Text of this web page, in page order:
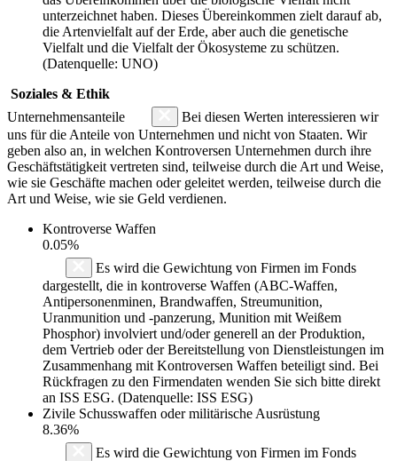
unterzeichnet haben. Dieses Übereinkommen zielt darauf ab,
die Artenvielfalt auf der Erde, aber auch die genetische
Vielfalt und die Vielfalt der Ökosysteme zu schützen.
(Datenquelle: UNO)
Soziales & Ethik
Unternehmensanteile
Bei diesen Werten interessieren wir
uns für die Anteile von Unternehmen und nicht von Staaten. Wir
geben also an, in welchen Kontroversen Unternehmen durch ihre
Geschäftstätigkeit vertreten sind, teilweise durch die Art und Weise,
wie sie Geschäfte machen oder geleitet werden, teilweise durch die
Art und Weise, wie sie Geld verdienen.
Kontroverse Waffen
0.05%
Es wird die Gewichtung von Firmen im Fonds
dargestellt, die in kontroverse Waffen (ABC-Waffen,
Antipersonenminen, Brandwaffen, Streumunition,
Uranmunition und -panzerung, Munition mit Weißem
Phosphor) involviert und/oder generell an der Produktion,
dem Vertrieb oder der Bereitstellung von Dienstleistungen im
Zusammenhang mit Kontroversen Waffen beteiligt sind. Bei
Rückfragen zu den Firmendaten wenden Sie sich bitte direkt
an ISS ESG. (Datenquelle: ISS ESG)
Zivile Schusswaffen oder militärische Ausrüstung
8.36%
Es wird die Gewichtung von Firmen im Fonds